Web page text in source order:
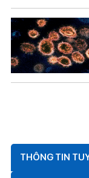
THÔNG TIN